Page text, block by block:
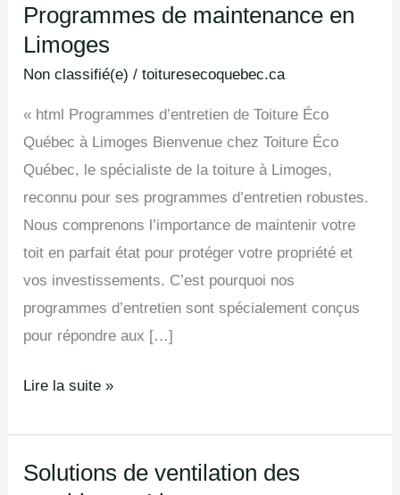
Programmes de maintenance en
Limoges
Non classifié(e) /toituresecoquebec.ca
« html Programmes d’entretien de Toiture Éco
Québec à Limoges Bienvenue chez Toiture Éco
Québec, le spécialiste de la toiture à Limoges,
reconnu pour ses programmes d’entretien robustes.
Nous comprenons l’importance de maintenir votre
toit en parfait état pour protéger votre propriété et
vos investissements. C’est pourquoi nos
programmes d’entretien sont spécialement conçus
pour répondre aux […]
Programmes
de
maintenance
Limoges
Lire la suite »
Solutions de ventilation des
Solutions